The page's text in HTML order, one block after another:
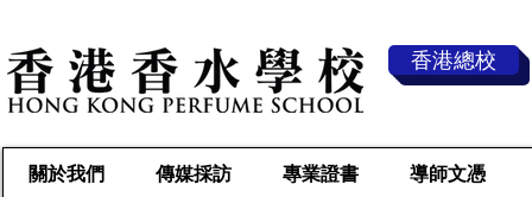
香港總校
關於我們 傳媒採訪 專業證書 導師文憑